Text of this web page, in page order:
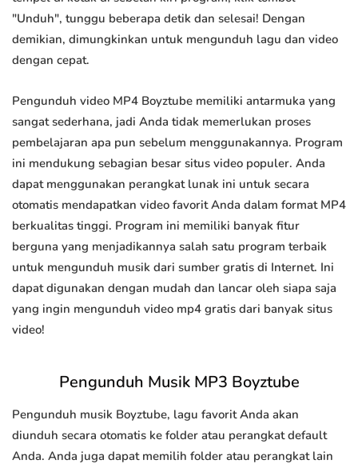
"Unduh", tunggu beberapa detik dan selesai! Dengan
demikian, dimungkinkan untuk mengunduh lagu dan video
dengan cepat.
Pengunduh video MP4 Boyztube memiliki antarmuka yang
sangat sederhana, jadi Anda tidak memerlukan proses
pembelajaran apa pun sebelum menggunakannya. Program
ini mendukung sebagian besar situs video populer. Anda
dapat menggunakan perangkat lunak ini untuk secara
otomatis mendapatkan video favorit Anda dalam format MP4
berkualitas tinggi. Program ini memiliki banyak fitur
berguna yang menjadikannya salah satu program terbaik
untuk mengunduh musik dari sumber gratis di Internet. Ini
dapat digunakan dengan mudah dan lancar oleh siapa saja
yang ingin mengunduh video mp4 gratis dari banyak situs
video!
Pengunduh Musik MP3 Boyztube
Pengunduh musik Boyztube, lagu favorit Anda akan
diunduh secara otomatis ke folder atau perangkat default
Anda. Anda juga dapat memilih folder atau perangkat lain